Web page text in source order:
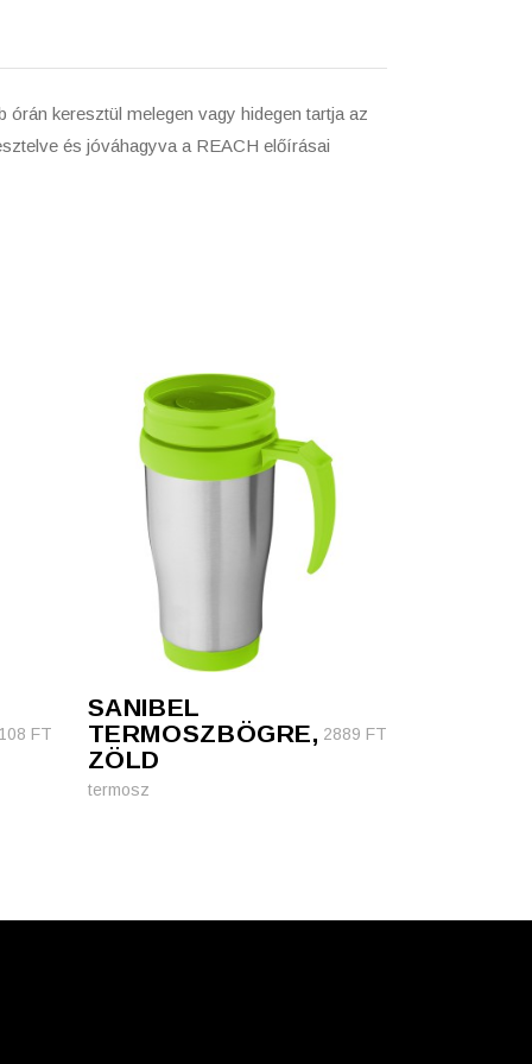
keresztül melegen vagy hidegen tartja az
és jóváhagyva a REACH előírásai
FT
SANIBEL
TERMOSZBÖGRE,
ZÖLD
2889 FT
termosz